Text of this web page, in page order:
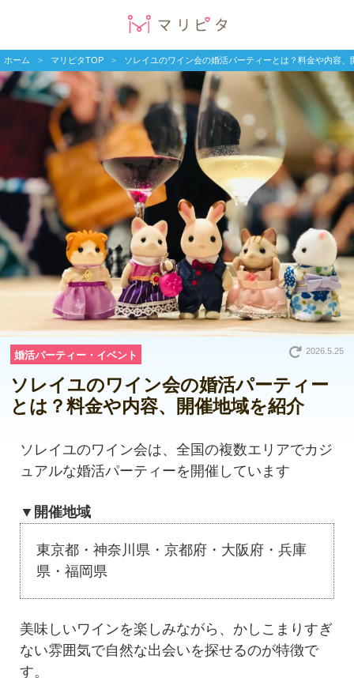
ホーム マリピタTOP ソレイユのワイン会の婚活パーティーとは？料金や内容、
婚活パーティー・イベント 2026.5.25
ソレイユのワイン会の婚活パーティー
とは？料金や内容、開催地域を紹介
ソレイユのワイン会は、全国の複数エリアでカジ
ュアルな婚活パーティーを開催しています
▼開催地域
東京都・神奈川県・京都府・大阪府・兵庫
県・福岡県
美味しいワインを楽しみながら、かしこまりすぎ
ない雰囲気で自然な出会いを探せるのが特徴で
す。